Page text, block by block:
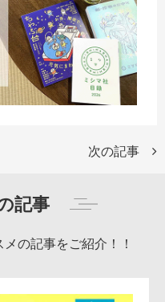
次の記事
記事
の記事をご紹介！！